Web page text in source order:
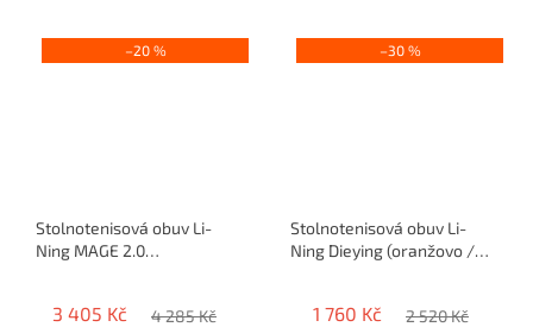
–20 %
Stolnotenisová obuv Li-
Ning MAGE 2.0
3 405 Kč 4 285 Kč
–30 %
Stolnotenisová obuv Li-
Ning Dieying (oranžovo /
1 760 Kč 2 520 Kč